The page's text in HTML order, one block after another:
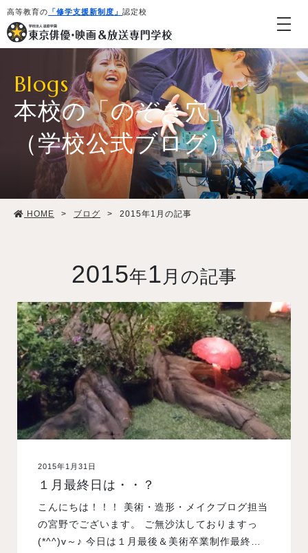
高等教育の 「修学支援新制度」 認定校
学校紹介・教育システム
就職・デビュー
入試案内
学校情報
オープンキャンパス
訪問者別メニュー
Blogs
本校の「のぞき穴」
（学校公式ブログ）
HOME > ブログ > 2015年1月の記事
2015年1 月の記事
2015年1月31日
１月最終日は・・？
こんにちは！！！ 美術・造形・メイクブログ担当
の宮野でございます。 ご無沙汰しておりますっ
(*^^)v～♪ 今日は１月最後＆美術卒業制作最終…